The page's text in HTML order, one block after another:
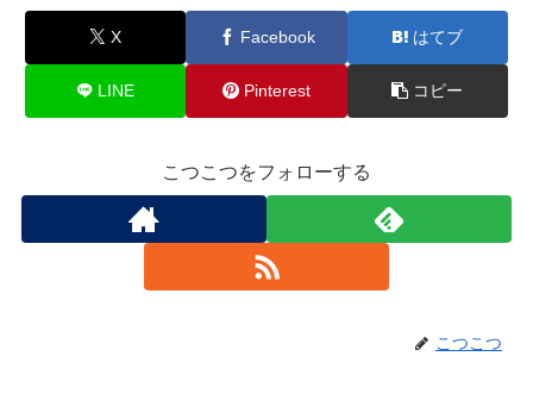
X Facebook はてブ
LINE Pinterest コピー
こつこつをフォローする
こつこつ